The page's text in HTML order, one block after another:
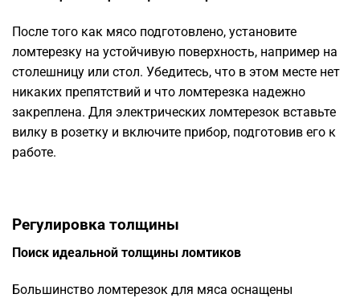
После того как мясо подготовлено, установите
ломтерезку на устойчивую поверхность, например на
столешницу или стол. Убедитесь, что в этом месте нет
никаких препятствий и что ломтерезка надежно
закреплена. Для электрических ломтерезок вставьте
вилку в розетку и включите прибор, подготовив его к
работе.
Регулировка толщины
Поиск идеальной толщины ломтиков
Большинство ломтерезок для мяса оснащены